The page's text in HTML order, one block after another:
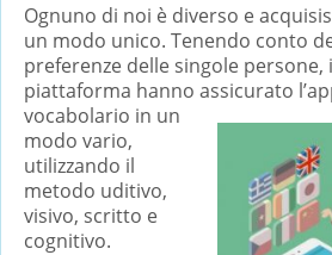
Ognuno di noi è diverso e
un modo unico. Tenendo conto
preferenze delle singole persone,
piattaforma hanno assicurato
vocabolario in un
modo vario,
utilizzando il
metodo uditivo,
visivo, scritto e
cognitivo.